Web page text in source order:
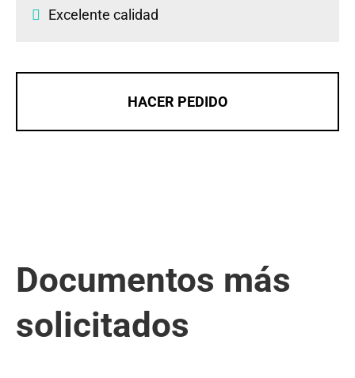
Excelente calidad
HACER PEDIDO
Documentos más
solicitados